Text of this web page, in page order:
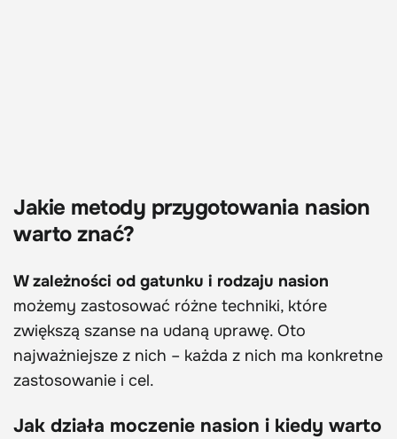
Jakie metody przygotowania nasion
warto znać?
W zależności od gatunku i rodzaju nasion
możemy zastosować różne techniki, które
zwiększą szanse na udaną uprawę. Oto
najważniejsze z nich – każda z nich ma konkretne
zastosowanie i cel.
Jak działa moczenie nasion i kiedy warto